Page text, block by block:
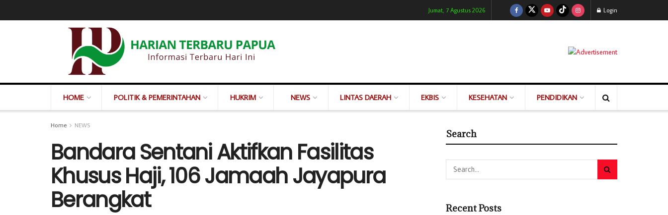
Jumat, 7 Agustus 2026 Login
HOME POLITIK & PEMERINTAHAN HUKRIM NEWS LINTAS DAERAH EKBIS KESEHATAN PENDIDIKAN
Home NEWS
Bandara Sentani Aktifkan Fasilitas
Khusus Haji, 106 Jamaah Jayapura
Berangkat
Search
Recent Posts